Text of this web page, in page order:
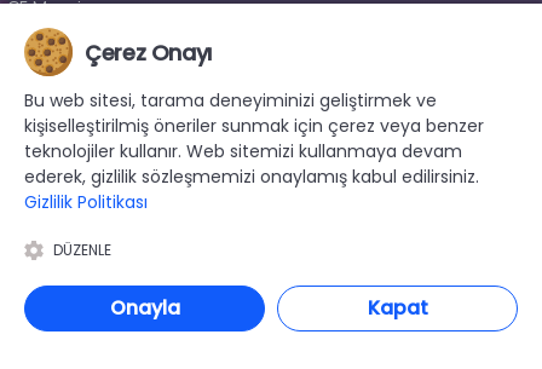
G5 Masajı
Tüm Vücut Epilasyon (Erkek)
Tüm Vücut Epilasyon (Kadın)
Protez Tırnak
İLETIŞIM
+90 533 038 48 24
hello@renewandrevive.co
34381 Şişli/İstanbul
Çerez Onayı
Bu web sitesi, tarama deneyiminizi geliştirmek ve
kişiselleştirilmiş öneriler sunmak için çerez veya benzer
teknolojiler kullanır. Web sitemizi kullanmaya devam
ederek, gizlilik sözleşmemizi onaylamış kabul edilirsiniz.
Gizlilik Politikası
DÜZENLE
Onayla Kapat